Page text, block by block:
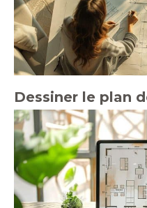
Dessiner le plan